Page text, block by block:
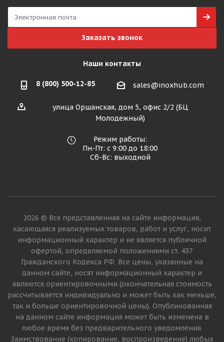
Заказать звонок
Наши контакты
8 (800) 500-12-85 sales@inoxhub.com
улица Оршанская, дом 5, офис 2/2 (БЦ
Молодежный)
Режим работы:
Пн-Пт: с 9:00 до 18:00
Сб-Вс: выходной
2026 © Вся представленная на сайте информация,
касающаяся реализуемых товаров, работ и услуг, носит
информационный характер и не является публичной
офертой, определяемой положениями ст. 437
Гражданского Кодекса РФ. Все цены, указанные на
данном сайте, носят информационный характер и
являются ориентировочными (окончательная стоимость
рассчитывается индивидуально и может быть как меньше,
так и больше ориентировочной цены). Опубликованная
на данном сайте информация может быть изменена в
любое время без предварительного уведомления.
Заимствование (копирование, воспроизведение) любых